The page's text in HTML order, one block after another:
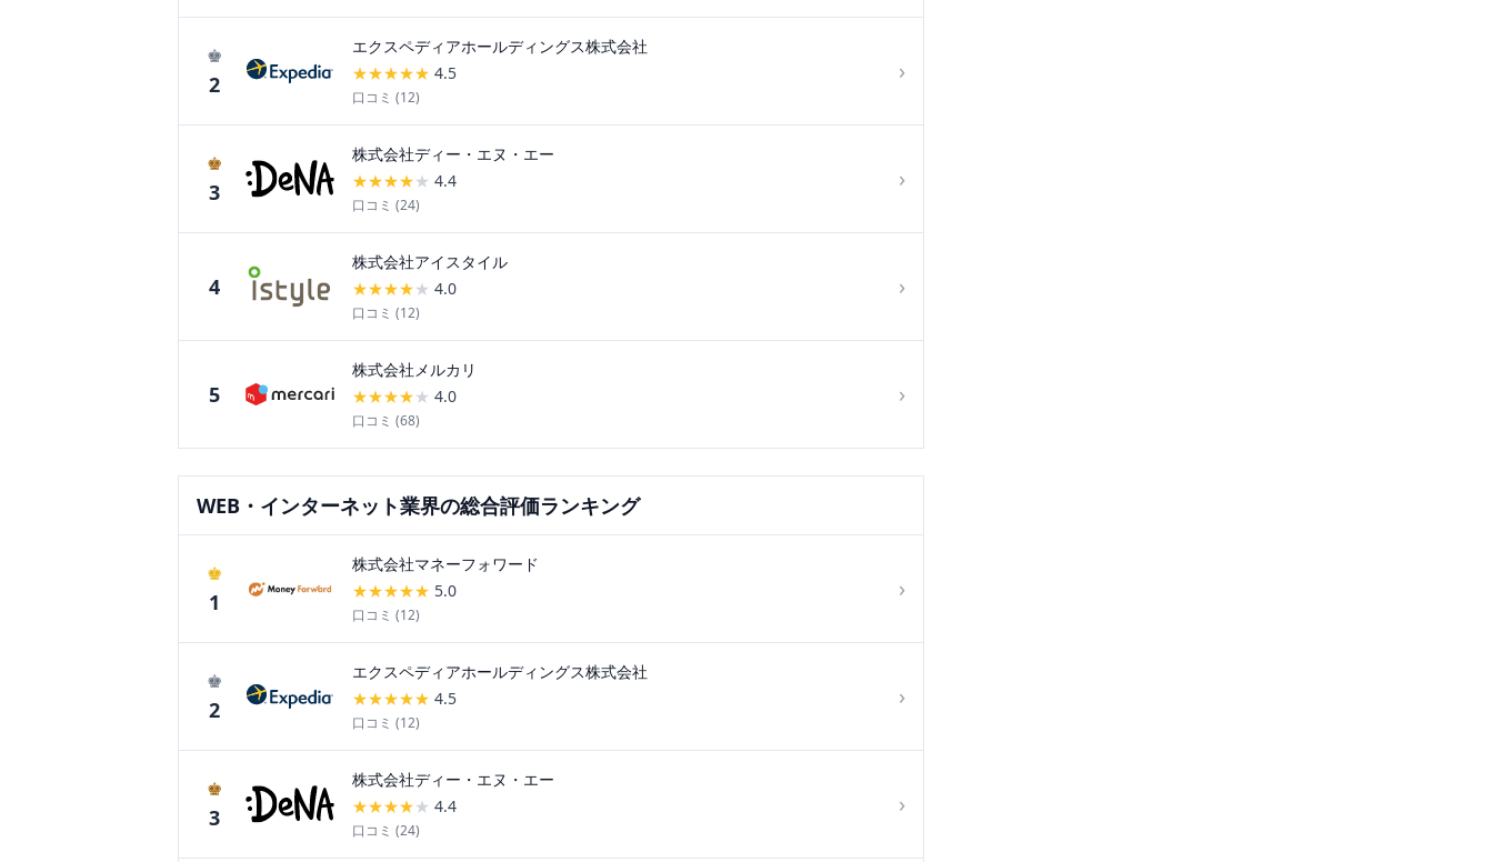
♚
2
エクスペディアホールディングス株式会社
★★★★★ 4.5
口コミ (12)
›
♚
3
株式会社ディー・エヌ・エー
★★★★★ 4.4
口コミ (24)
›
4
株式会社アイスタイル
★★★★★ 4.0
口コミ (12)
›
5
株式会社メルカリ
★★★★★ 4.0
口コミ (68)
›
WEB・インターネット業界の総合評価ランキング
♚
1
株式会社マネーフォワード
★★★★★ 5.0
口コミ (12)
›
♚
2
エクスペディアホールディングス株式会社
★★★★★ 4.5
口コミ (12)
›
♚
3
株式会社ディー・エヌ・エー
★★★★★ 4.4
口コミ (24)
›